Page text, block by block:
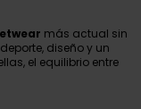
más actual sin
diseño y un
el equilibrio entre